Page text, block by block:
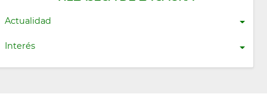
Actualidad
Interés